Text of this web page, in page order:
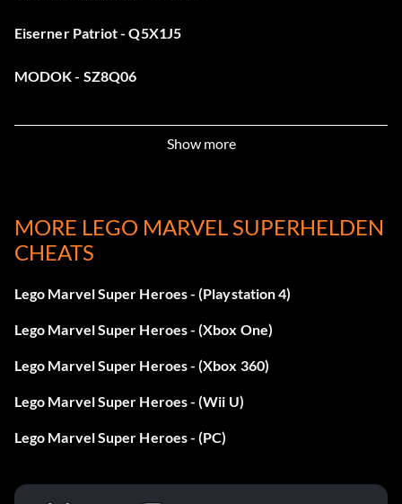
Eiserner Patriot - Q5X1J5
MODOK - SZ8Q06
Spider Bike - SH9MZQ
Spider-Man - WFOZXQ
Bolzen x2 - UZFBG4
Thor 2014 - H8CSE6
Show more
MORE LEGO MARVEL SUPERHELDEN
CHEATS
Lego Marvel Super Heroes - (Playstation 4)
Lego Marvel Super Heroes - (Xbox One)
Lego Marvel Super Heroes - (Xbox 360)
Lego Marvel Super Heroes - (Wii U)
Lego Marvel Super Heroes - (PC)